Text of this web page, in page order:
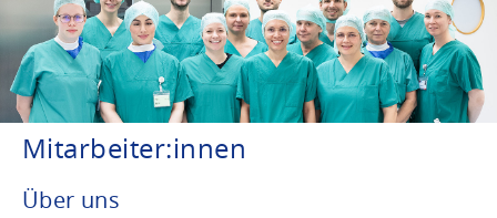
Mitarbeiter:innen
Über uns